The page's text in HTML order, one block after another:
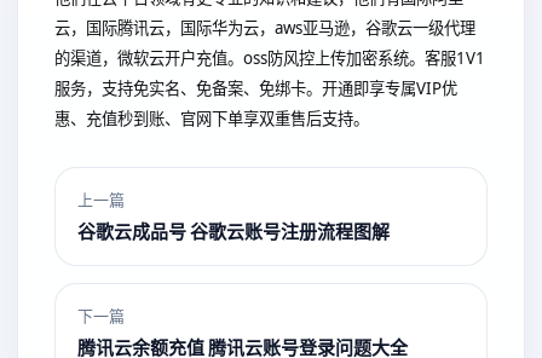
云，国际腾讯云，国际华为云，aws亚马逊，谷歌云一级代理
的渠道，微软云开户充值。oss防风控上传加密系统。客服1V1
服务，支持免实名、免备案、免绑卡。开通即享专属VIP优
惠、充值秒到账、官网下单享双重售后支持。
上一篇
谷歌云成品号 谷歌云账号注册流程图解
下一篇
腾讯云余额充值 腾讯云账号登录问题大全